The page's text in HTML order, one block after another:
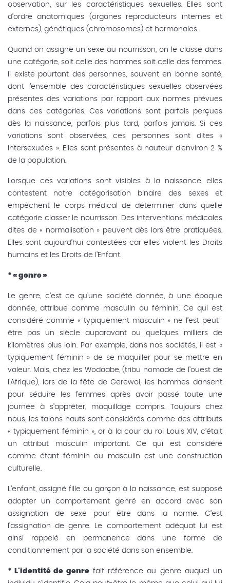
observation, sur les caractéristiques sexuelles. Elles sont
d’ordre anatomiques (organes reproducteurs internes et
externes), génétiques (chromosomes) et hormonales.
Quand on assigne un sexe au nourrisson, on le classe dans
une catégorie, soit celle des hommes soit celle des femmes.
Il existe pourtant des personnes, souvent en bonne santé,
dont l’ensemble des caractéristiques sexuelles observées
présentes des variations par rapport aux normes prévues
dans ces catégories. Ces variations sont parfois perçues
dès la naissance, parfois plus tard, parfois jamais. Si ces
variations sont observées, ces personnes sont dites «
intersexuées ». Elles sont présentes à hauteur d’environ 2 %
de la population.
Lorsque ces variations sont visibles à la naissance, elles
contestent notre catégorisation binaire des sexes et
empêchent le corps médical de déterminer dans quelle
catégorie classer le nourrisson. Des interventions médicales
dites de « normalisation » peuvent dès lors être pratiquées.
Elles sont aujourd’hui contestées car elles violent les Droits
humains et les Droits de l’Enfant.
* « genre »
Le genre, c’est ce qu’une société donnée, à une époque
donnée, attribue comme masculin ou féminin. Ce qui est
considéré comme « typiquement masculin » ne l’est peut-
être pas un siècle auparavant ou quelques milliers de
kilomètres plus loin. Par exemple, dans nos sociétés, il est «
typiquement féminin » de se maquiller pour se mettre en
valeur. Mais, chez les Wodaabe, (tribu nomade de l’ouest de
l’Afrique), lors de la fête de Gerewol, les hommes dansent
pour séduire les femmes après avoir passé toute une
journée à s’apprêter, maquillage compris. Toujours chez
nous, les talons hauts sont considérés comme des attributs
« typiquement féminin », or à la cour du roi Louis XIV, c’était
un attribut masculin important. Ce qui est considéré
comme étant féminin ou masculin est une construction
culturelle.
L’enfant, assigné fille ou garçon à la naissance, est supposé
adopter un comportement genré en accord avec son
assignation de sexe pour être dans la norme. C’est
l’assignation de genre. Le comportement adéquat lui est
ainsi rappelé en permanence dans une forme de
conditionnement par la société dans son ensemble.
* L'identité de genrefait référence au genre auquel un